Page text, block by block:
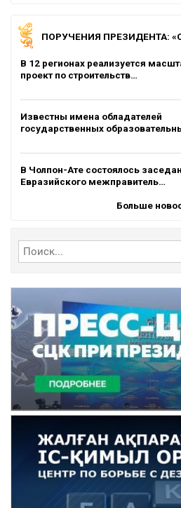
ПОРУЧЕНИЯ ПРЕЗИДЕНТА:
В 12 регионах реализуется
проект по строительств…
Известны имена обладателей
государственных
В Чолпон-Ате состоялось
Евразийского межправитель…
Больше